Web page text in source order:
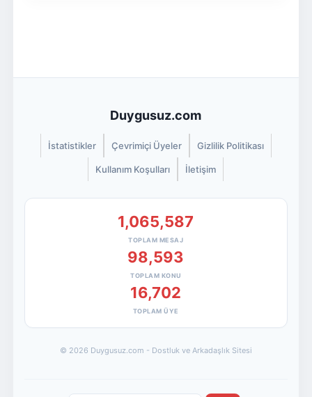
Duygusuz.com
İstatistikler Çevrimiçi Üyeler Gizlilik Politikası
Kullanım Koşulları İletişim
1,065,587
TOPLAM MESAJ
98,593
TOPLAM KONU
16,702
TOPLAM ÜYE
© 2026 Duygusuz.com - Dostluk ve Arkadaşlık Sitesi